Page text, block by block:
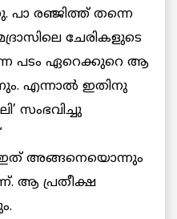
രഞ്ജിത്ത് തന്നെ
ചേരികളുടെ
പടം ഏറെക്കുറെ ആ
എന്നാൽ ഇതിനു
സംഭവിച്ചു
ഇത് അങ്ങനെയൊന്നും
ആ പ്രതീക്ഷ